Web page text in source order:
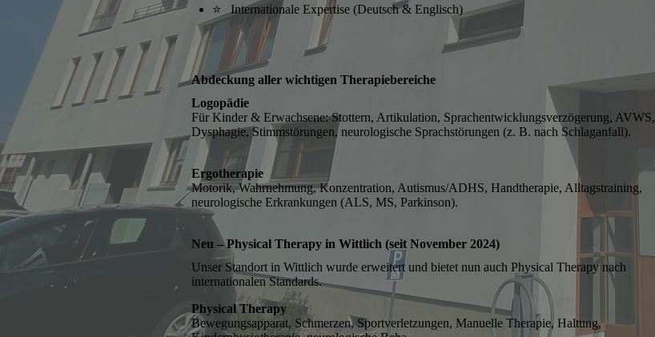
⭐ Internationale Expertise (Deutsch & Englisch)
Abdeckung aller wichtigen Therapiebereiche
Logopädie
Für Kinder & Erwachsene: Stottern, Artikulation, Sprachentwicklungsverzögerung, AVWS,
Dysphagie, Stimmstörungen, neurologische Sprachstörungen (z. B. nach Schlaganfall).
Ergotherapie
Motorik, Wahrnehmung, Konzentration, Autismus/ADHS, Handtherapie, Alltagstraining,
neurologische Erkrankungen (ALS, MS, Parkinson).
Neu – Physical Therapy in Wittlich (seit November 2024)
Unser Standort in Wittlich wurde erweitert und bietet nun auch Physical Therapy nach
internationalen Standards.
Physical Therapy
Bewegungsapparat, Schmerzen, Sportverletzungen, Manuelle Therapie, Haltung,